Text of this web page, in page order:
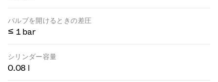
バルブを開けるときの差圧
≤ 1 bar
シリンダー容量
0.08 l